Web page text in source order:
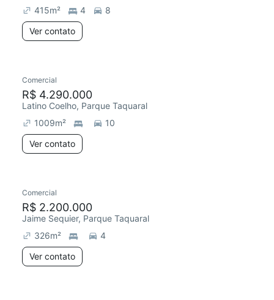
415m² 4
8
Ver contato
Comercial
R$ 4.290.000
Latino Coelho, Parque Taquaral
1009m²
10
Ver contato
Comercial
R$ 2.200.000
Jaime Sequier, Parque Taquaral
326m²
4
Ver contato